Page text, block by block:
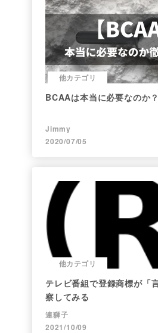
他カテゴリ
BCAAは本当に必要なのか
Jimmy
2020/07/05
他カテゴリ
テレビ番組で登録商標が「
察してみる
連獅子
2021/10/09